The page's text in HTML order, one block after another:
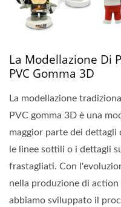
La Modellazione Di
PVC Gomma 3D
La modellazione
PVC gomma 3D è una
maggior parte dei dettagli
le linee sottili o i dettagli
frastagliati. Con
nella produzione di
abbiamo sviluppato il